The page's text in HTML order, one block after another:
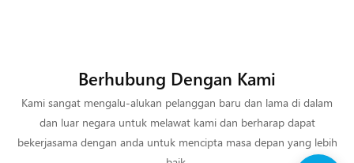
Taman Laut Guilin Sunac
Guilin Sunac Sea World ialah
taman tema yang
Taman Lautan Chongqing
Sunac
Chongqing Sunac Sea World
Berhubung Dengan Kami
Kami sangat mengalu-alukan pelanggan baru dan lama di dalam
dan luar negara untuk melawat kami dan berharap dapat
bekerjasama dengan anda untuk mencipta masa depan yang lebih